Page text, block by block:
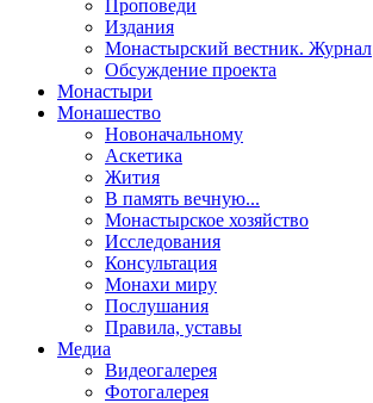
Проповеди
Издания
Монастырский вестник. Журнал
Обсуждение проекта
Монастыри
Монашество
Новоначальному
Аскетика
Жития
В память вечную...
Монастырское хозяйство
Исследования
Консультация
Монахи миру
Послушания
Правила, уставы
Медиа
Видеогалерея
Фотогалерея